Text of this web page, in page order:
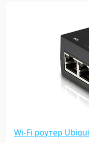
Wi-Fi роутер